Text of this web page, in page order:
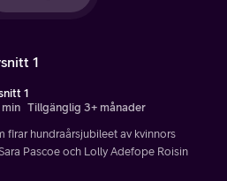
1
1
Tillgänglig 3+ månader
firar hundraårsjubileet av kvinnors
Pascoe och Lolly Adefope Roisin